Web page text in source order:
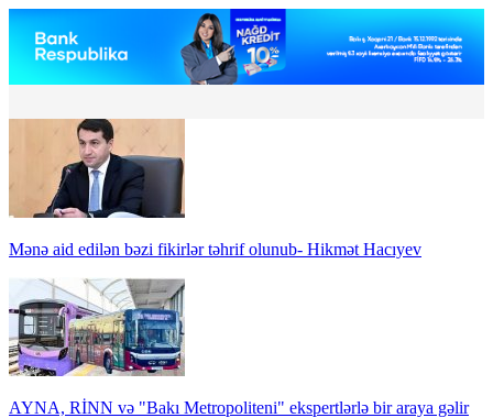
Mənə aid edilən bəzi fikirlər təhrif olunub- Hikmət Hacıyev
AYNA, RİNN və "Bakı Metropoliteni" ekspertlərlə bir araya gəlir